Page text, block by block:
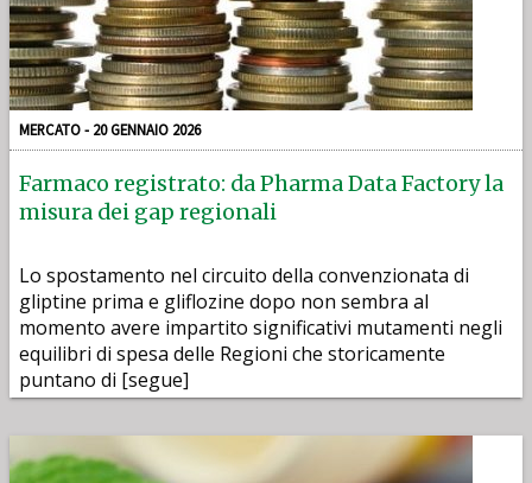
MERCATO - 20 GENNAIO 2026
Farmaco registrato: da Pharma Data Factory la
misura dei gap regionali
Lo spostamento nel circuito della convenzionata di
gliptine prima e gliflozine dopo non sembra al
momento avere impartito significativi mutamenti negli
equilibri di spesa delle Regioni che storicamente
puntano di [segue]